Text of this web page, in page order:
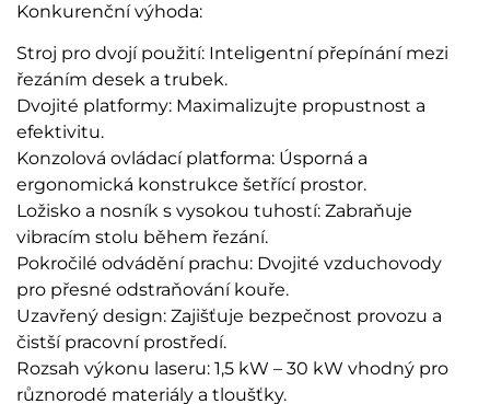
Konkurenční výhoda:
Stroj pro dvojí použití: Inteligentní přepínání mezi
řezáním desek a trubek.
Dvojité platformy: Maximalizujte propustnost a
efektivitu.
Konzolová ovládací platforma: Úsporná a
ergonomická konstrukce šetřící prostor.
Ložisko a nosník s vysokou tuhostí: Zabraňuje
vibracím stolu během řezání.
Pokročilé odvádění prachu: Dvojité vzduchovody
pro přesné odstraňování kouře.
Uzavřený design: Zajišťuje bezpečnost provozu a
čistší pracovní prostředí.
Rozsah výkonu laseru: 1,5 kW – 30 kW vhodný pro
různorodé materiály a tloušťky.